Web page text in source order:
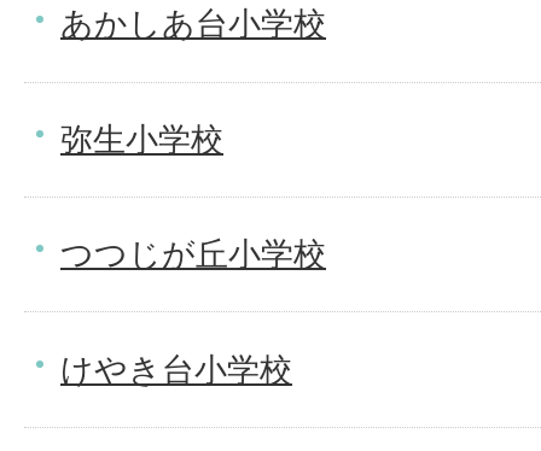
あかしあ台小学校
弥生小学校
つつじが丘小学校
けやき台小学校